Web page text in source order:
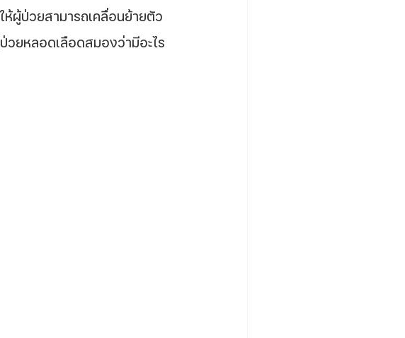
ผู้ป่วยสามารถเคลื่อนย้ายตัว
วยหลอดเลือดสมองว่ามีอะไร